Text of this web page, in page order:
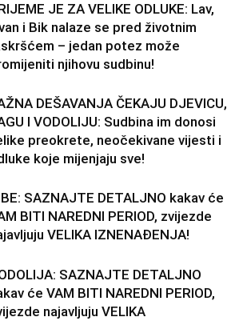
JE ZA VELIKE ODLUKE: Lav,
i Bik nalaze se pred životnim
– jedan potez može
njihovu sudbinu!
DEŠAVANJA ČEKAJU DJEVICU,
I VODOLIJU: Sudbina im donosi
preokrete, neočekivane vijesti i
koje mijenjaju sve!
SAZNAJTE DETALJNO kakav će
BITI NAREDNI PERIOD, zvijezde
VELIKA IZNENAĐENJA!
SAZNAJTE DETALJNO
će VAM BITI NAREDNI PERIOD,
najavljuju VELIKA